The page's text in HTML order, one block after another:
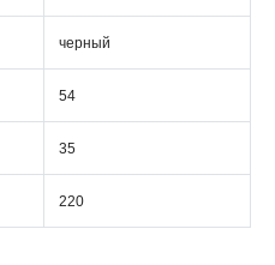
черный
54
35
220